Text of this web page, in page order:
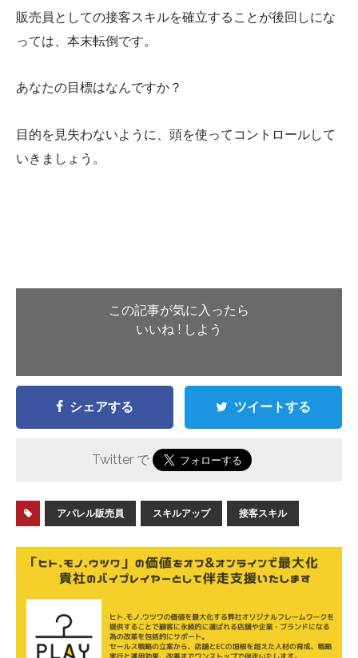
販売員としての接客スキルを確立することが後回しにな
っては、本末転倒です。
あなたの目標はなんですか？
目的を見失わないように、頭を使ってコントロールして
いきましょう。
この記事が気に入ったら
いいね ! しよう
シェアする ツイートする
Twitter で
アパレル販売員 スキルアップ 接客スキル